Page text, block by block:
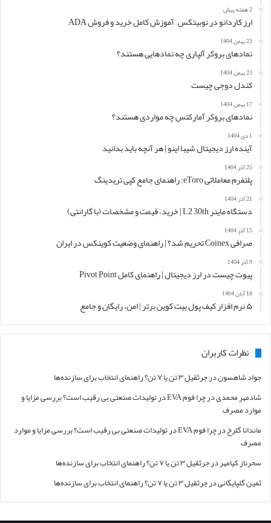
2 هفته پیش
ارز کاردانو در نوبیتکس – آموزش کامل خرید و فروش ADA
23 بهمن 1404
نمادهای بروکر آلپاری چه نمادهایی هستند؟
23 بهمن 1404
کندل دوجی چیست
17 بهمن 1404
نمادهای بروکر آمارکتس چه مواردی هستند؟
1 دی 1404
آینده ارز دیجیتال شیبا اینو | هر آنچه باید بدانید
25 آذر 1404
پلتفرم معاملاتی eToro: راهنمای جامع کپی تریدینگ
21 آذر 1404
دستگاه ماینر L2 30th | خرید، قیمت و مشخصات (با گارانتی)
15 آذر 1404
صرافی Coinex تحریم شد؟ | راهنمای وضعیت کوینکس در ایران
9 آذر 1404
پیوت چیست در ارز دیجیتال | راهنمای کامل Pivot Point
18 آبان 1404
۵ نرم افزار کیف پول بیت کوین برتر | امن، رایگان و جامع
نظرات کاربران
جواد شاهسوندرجرثقیل ۳ تن یا ۷ تن؟ راهنمای انتخاب برای سازنده‌ها
شادمهر محمدیدر
چرا فوم EVA در تولیدات صنعتی بی رقیب است؟ بررسی مزایا و
موارد مصرف
ماندانا گلرخدر
چرا فوم EVA در تولیدات صنعتی بی رقیب است؟ بررسی مزایا و موارد
مصرف
سحرناز کیامهردرجرثقیل ۳ تن یا ۷ تن؟ راهنمای انتخاب برای سازنده‌ها
ثمین گلپایگانیدرجرثقیل ۳ تن یا ۷ تن؟ راهنمای انتخاب برای سازنده‌ها